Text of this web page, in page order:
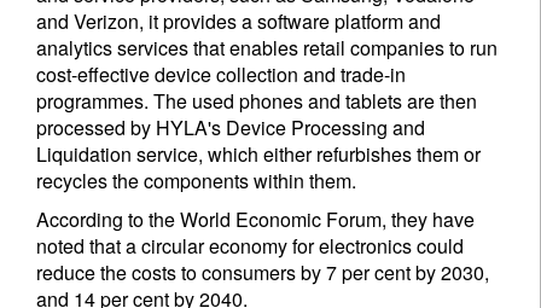
and Verizon, it provides a software platform and
analytics services that enables retail companies to run
cost-effective device collection and trade-in
programmes. The used phones and tablets are then
processed by HYLA's Device Processing and
Liquidation service, which either refurbishes them or
recycles the components within them.
According to the World Economic Forum, they have
noted that a circular economy for electronics could
reduce the costs to consumers by 7 per cent by 2030,
and 14 per cent by 2040.